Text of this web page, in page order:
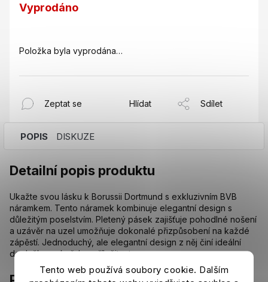
Tento web používá soubory cookie. Dalším
cena:
Vyprodáno
Položka byla vyprodána…
Zeptat se Hlídat Sdílet
POPIS DISKUZE
Detailní popis produktu
Ukažte svou lásku k Borussii Dortmund s exkluzivním BVB
náramkem. Tento náramek kombinuje elegantní design s
důležitým poselstvím. Pletený pásek zajišťuje pohodlné nošení
a uzávěr na uzel umožňuje dokonalé přizpůsobení na každé
zápěstí. Jednoduchý, ale elegantní design z něj činí ideální
doplněk pro každou příležitost.